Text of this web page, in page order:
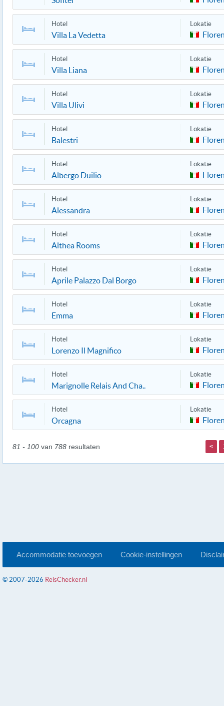
Hotel
Villa La Vedetta
Lokatie
Hotel
Villa Liana
Lokatie
Hotel
Villa Ulivi
Lokatie
Hotel
Balestri
Lokatie
Hotel
Albergo Duilio
Lokatie
Hotel
Alessandra
Lokatie
Hotel
Althea Rooms
Lokatie
Hotel
Aprile Palazzo Dal Borgo
Lokatie
Hotel
Emma
Lokatie
Hotel
Lorenzo Il Magnifico
Lokatie
Hotel
Marignolle Relais And Cha..
Lokatie
Hotel
Orcagna
Lokatie
81 - 100 van 788 resultaten <
Accommodatie toevoegen Cookie-instellingen
© 2007-2026 ReisChecker.nl